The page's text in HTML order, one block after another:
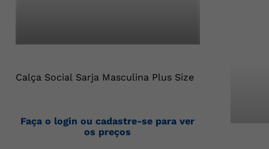
Calça Social Sarja Masculina Plus Size
Faça o login ou cadastre-se para ver
os preços